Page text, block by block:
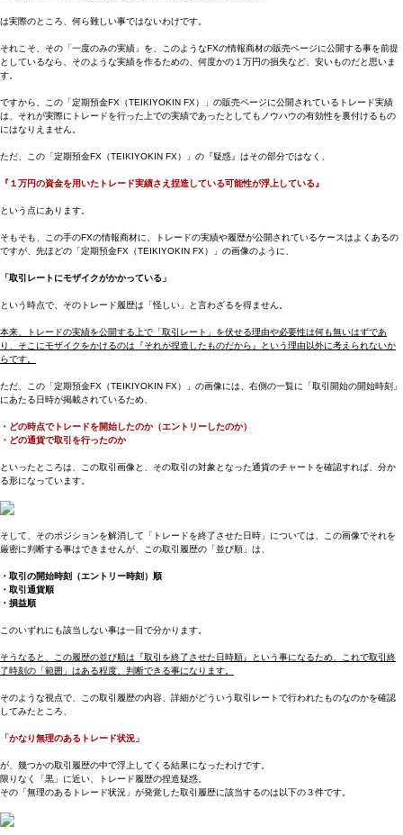
は実際のところ、何ら難しい事ではないわけです。
それこそ、その「一度のみの実績」を、このようなFXの情報商材の販売ページに公開する事を前提
としているなら、そのような実績を作るための、何度かの１万円の損失など、安いものだと思いま
す。
ですから、この「定期預金FX（TEIKIYOKIN FX）」の販売ページに公開されているトレード実績
は、それが実際にトレードを行った上での実績であったとしてもノウハウの有効性を裏付けるもの
にはなりえません。
ただ、この「定期預金FX（TEIKIYOKIN FX）」の『疑惑』はその部分ではなく、
『１万円の資金を用いたトレード実績さえ捏造している可能性が浮上している』
という点にあります。
そもそも、この手のFXの情報商材に、トレードの実績や履歴が公開されているケースはよくあるの
ですが、先ほどの「定期預金FX（TEIKIYOKIN FX）」の画像のように、
「取引レートにモザイクがかかっている」
という時点で、そのトレード履歴は「怪しい」と言わざるを得ません。
本来、トレードの実績を公開する上で「取引レート」を伏せる理由や必要性は何も無いはずであ
り、そこにモザイクをかけるのは『それが捏造したものだから』という理由以外に考えられないか
らです。
ただ、この「定期預金FX（TEIKIYOKIN FX）」の画像には、右側の一覧に「取引開始の開始時刻」
にあたる日時が掲載されているため、
・どの時点でトレードを開始したのか（エントリーしたのか）
・どの通貨で取引を行ったのか
といったところは、この取引画像と、その取引の対象となった通貨のチャートを確認すれば、分か
る形になっています。
そして、そのポジションを解消して「トレードを終了させた日時」については、この画像でそれを
厳密に判断する事はできませんが、この取引履歴の「並び順」は、
・取引の開始時刻（エントリー時刻）順
・取引通貨順
・損益順
このいずれにも該当しない事は一目で分かります。
そうなると、この履歴の並び順は『取引を終了させた日時順』という事になるため、これで取引終
了時刻の「範囲」はある程度、判断できる事になります。
そのような視点で、この取引履歴の内容、詳細がどういう取引レートで行われたものなのかを確認
してみたところ、
「かなり無理のあるトレード状況」
が、幾つかの取引履歴の中で浮上してくる結果になったわけです。
限りなく「黒」に近い、トレード履歴の捏造疑惑。
その「無理のあるトレード状況」が発覚した取引履歴に該当するのは以下の３件です。